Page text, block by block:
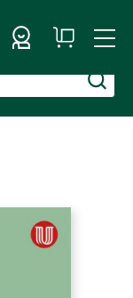
Logg inn
Handlekurv